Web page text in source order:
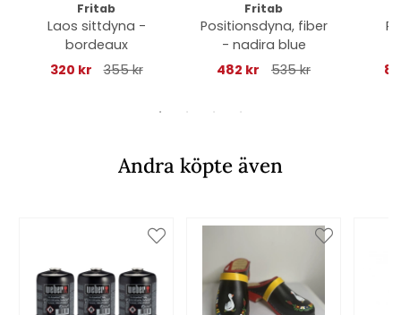
Fritab
Laos sittdyna -
bordeaux
320 kr
355 kr
Fritab
Positionsdyna, fiber
- nadira blue
482 kr
535 kr
Andra köpte även